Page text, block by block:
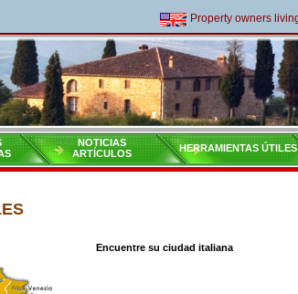
Property owners living
NOTICIAS
ARTÍCULOS
HERRAMIENTAS ÚTILES
Encuentre su ciudad italiana